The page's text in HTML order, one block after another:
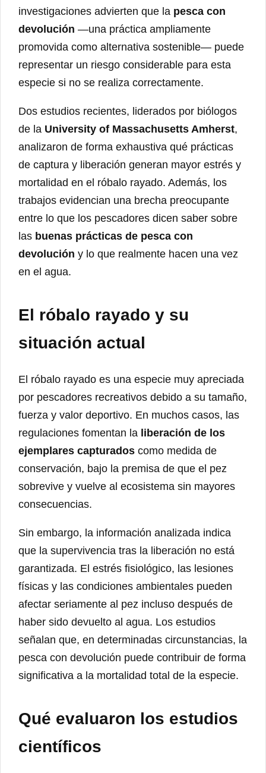
investigaciones advierten que la pesca con
devolución —una práctica ampliamente
promovida como alternativa sostenible— puede
representar un riesgo considerable para esta
especie si no se realiza correctamente.
Dos estudios recientes, liderados por biólogos
de la University of Massachusetts Amherst,
analizaron de forma exhaustiva qué prácticas
de captura y liberación generan mayor estrés y
mortalidad en el róbalo rayado. Además, los
trabajos evidencian una brecha preocupante
entre lo que los pescadores dicen saber sobre
las buenas prácticas de pesca con
devolución y lo que realmente hacen una vez
en el agua.
El róbalo rayado y su
situación actual
El róbalo rayado es una especie muy apreciada
por pescadores recreativos debido a su tamaño,
fuerza y valor deportivo. En muchos casos, las
regulaciones fomentan la liberación de los
ejemplares capturados como medida de
conservación, bajo la premisa de que el pez
sobrevive y vuelve al ecosistema sin mayores
consecuencias.
Sin embargo, la información analizada indica
que la supervivencia tras la liberación no está
garantizada. El estrés fisiológico, las lesiones
físicas y las condiciones ambientales pueden
afectar seriamente al pez incluso después de
haber sido devuelto al agua. Los estudios
señalan que, en determinadas circunstancias, la
pesca con devolución puede contribuir de forma
significativa a la mortalidad total de la especie.
Qué evaluaron los estudios
científicos